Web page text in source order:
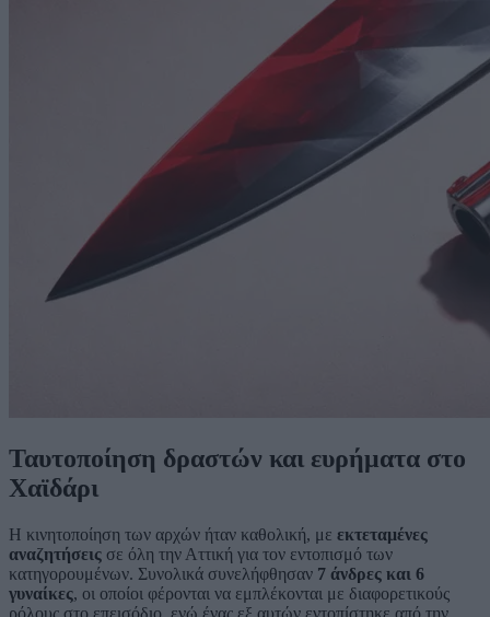
Ταυτοποίηση δραστών και ευρήματα στο
Χαϊδάρι
Η κινητοποίηση των αρχών ήταν καθολική, με εκτεταμένες
αναζητήσεις σε όλη την Αττική για τον εντοπισμό των
κατηγορουμένων. Συνολικά συνελήφθησαν 7 άνδρες και 6
γυναίκες, οι οποίοι φέρονται να εμπλέκονται με διαφορετικούς
ρόλους στο επεισόδιο, ενώ ένας εξ αυτών εντοπίστηκε από την